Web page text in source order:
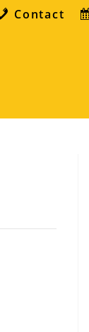
Contact